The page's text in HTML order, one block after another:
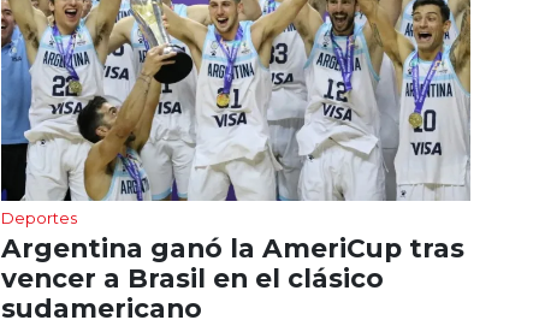
Deportes
Argentina ganó la AmeriCup tras
vencer a Brasil en el clásico
sudamericano